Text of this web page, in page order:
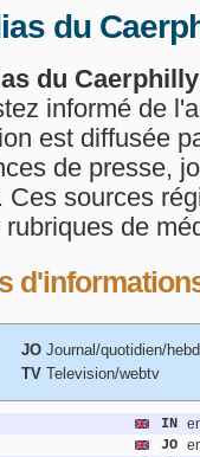
du
du Caerphilly
informé de
est diffusée
de presse,
sources
de
JO Journal/quotidien/
TV Television/webtv
IN
JO